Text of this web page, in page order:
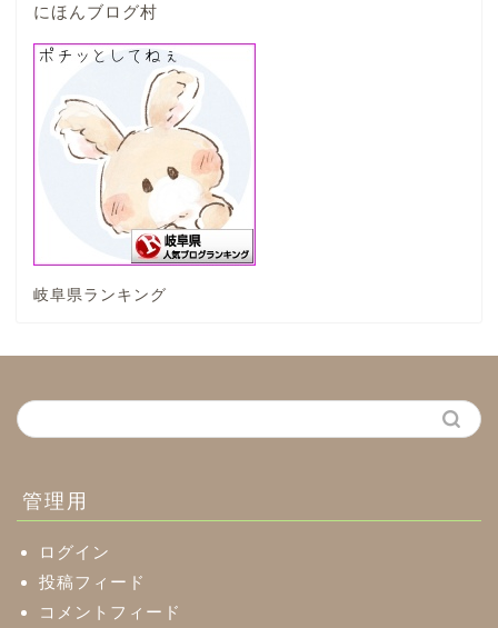
にほんブログ村
岐阜県ランキング
管理用
ログイン
投稿フィード
コメントフィード